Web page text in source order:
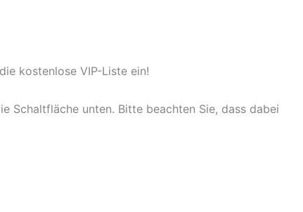
kostenlose VIP-Liste ein!
Schaltfläche unten. Bitte beachten Sie, dass dabei